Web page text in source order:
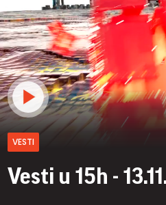
VESTI
Vesti u 15h -